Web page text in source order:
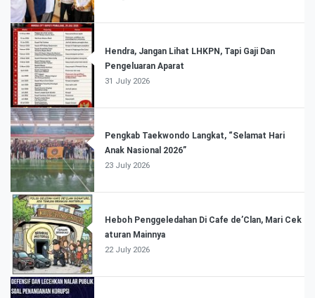
Hendra, Jangan Lihat LHKPN, Tapi Gaji Dan
Pengeluaran Aparat
31 July 2026
Pengkab Taekwondo Langkat, “Selamat Hari
Anak Nasional 2026”
23 July 2026
Heboh Penggeledahan Di Cafe de’Clan, Mari Cek
aturan Mainnya
22 July 2026